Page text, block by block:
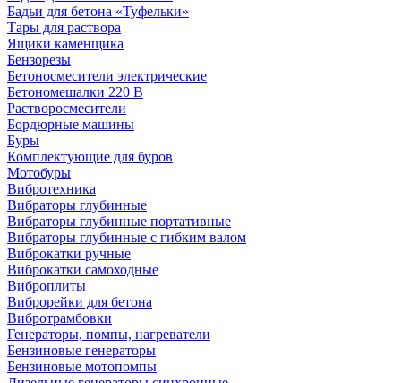
Бадьи для бетона «Туфельки»
Тары для раствора
Ящики каменщика
Бензорезы
Бетоносмесители электрические
Бетономешалки 220 В
Растворосмесители
Бордюрные машины
Буры
Комплектующие для буров
Мотобуры
Вибротехника
Вибраторы глубинные
Вибраторы глубинные портативные
Вибраторы глубинные с гибким валом
Виброкатки ручные
Виброкатки самоходные
Виброплиты
Виброрейки для бетона
Вибротрамбовки
Генераторы, помпы, нагреватели
Бензиновые генераторы
Бензиновые мотопомпы